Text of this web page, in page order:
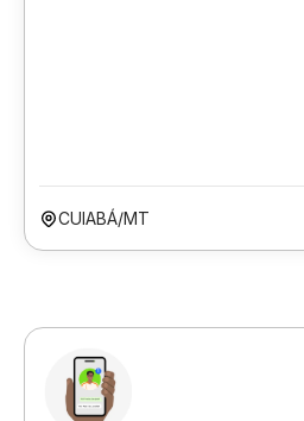
CUIABÁ/MT